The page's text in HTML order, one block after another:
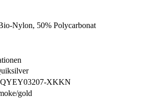
Nylon, 50% Polycarbonat
XKKN
gold